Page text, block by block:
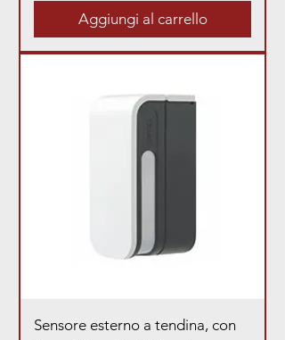
Aggiungi al carrello
Sensore esterno a tendina, con